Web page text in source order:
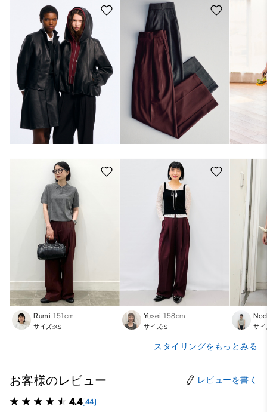
Rumi 151cm
サイズ:XS
Yusei 158cm
サイズ:S サ
スタイリングをもっとみる
お客様のレビュー レビューを書く
4.4(44)